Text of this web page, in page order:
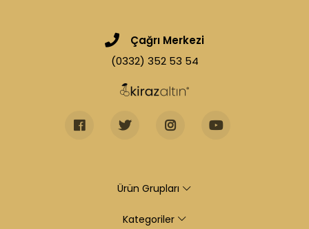
Çağrı Merkezi
(0332) 352 53 54
Ürün Grupları
Kategoriler